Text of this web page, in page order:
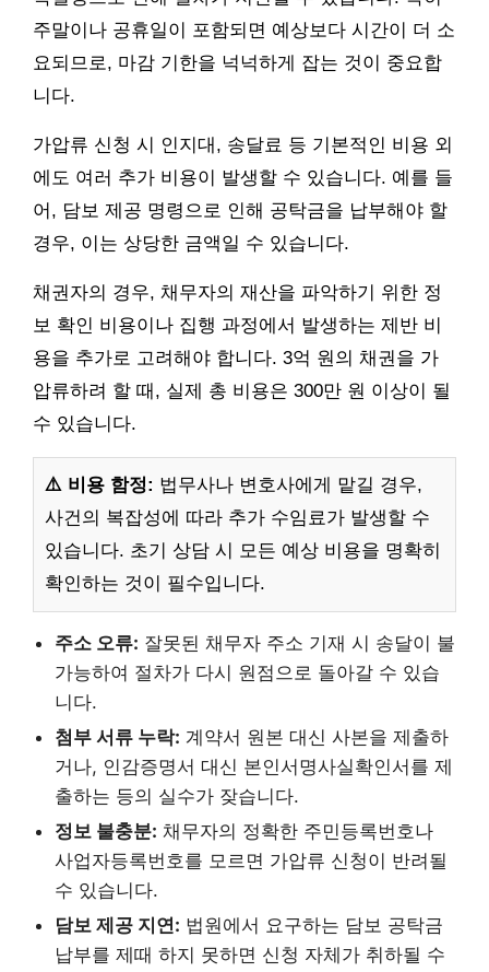
주말이나 공휴일이 포함되면 예상보다 시간이 더 소
요되므로, 마감 기한을 넉넉하게 잡는 것이 중요합
니다.
가압류 신청 시 인지대, 송달료 등 기본적인 비용 외
에도 여러 추가 비용이 발생할 수 있습니다. 예를 들
어, 담보 제공 명령으로 인해 공탁금을 납부해야 할
경우, 이는 상당한 금액일 수 있습니다.
채권자의 경우, 채무자의 재산을 파악하기 위한 정
보 확인 비용이나 집행 과정에서 발생하는 제반 비
용을 추가로 고려해야 합니다. 3억 원의 채권을 가
압류하려 할 때, 실제 총 비용은 300만 원 이상이 될
수 있습니다.
⚠️ 비용 함정: 법무사나 변호사에게 맡길 경우,
사건의 복잡성에 따라 추가 수임료가 발생할 수
있습니다. 초기 상담 시 모든 예상 비용을 명확히
확인하는 것이 필수입니다.
주소 오류: 잘못된 채무자 주소 기재 시 송달이 불
가능하여 절차가 다시 원점으로 돌아갈 수 있습
니다.
첨부 서류 누락: 계약서 원본 대신 사본을 제출하
거나, 인감증명서 대신 본인서명사실확인서를 제
출하는 등의 실수가 잦습니다.
정보 불충분: 채무자의 정확한 주민등록번호나
사업자등록번호를 모르면 가압류 신청이 반려될
수 있습니다.
담보 제공 지연: 법원에서 요구하는 담보 공탁금
납부를 제때 하지 못하면 신청 자체가 취하될 수